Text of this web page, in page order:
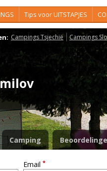
Tips voor UITSTAPJES
Campings Tsjechië Campings
Camping
Email *